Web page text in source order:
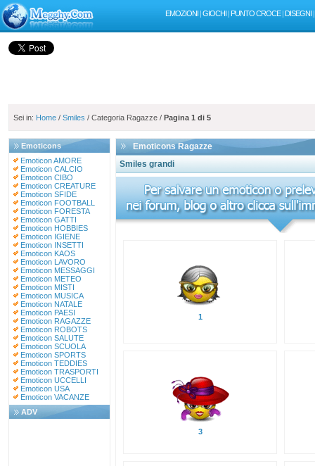
EMOZIONI|GIOCHI| PUNTO CROCE| DISEGNI|
Sei in: Home / Smiles / Categoria Ragazze / Pagina 1 di 5
Emoticons
Emoticon AMORE
Emoticon CALCIO
Emoticon CIBO
Emoticon CREATURE
Emoticon SFIDE
Emoticon FOOTBALL
Emoticon FORESTA
Emoticon GATTI
Emoticon HOBBIES
Emoticon IGIENE
Emoticon INSETTI
Emoticon KAOS
Emoticon LAVORO
Emoticon MESSAGGI
Emoticon METEO
Emoticon MISTI
Emoticon MUSICA
Emoticon NATALE
Emoticon PAESI
Emoticon RAGAZZE
Emoticon ROBOTS
Emoticon SALUTE
Emoticon SCUOLA
Emoticon SPORTS
Emoticon TEDDIES
Emoticon TRASPORTI
Emoticon UCCELLI
Emoticon USA
Emoticon VACANZE
ADV
Emoticons Ragazze
Smiles grandi
1
3